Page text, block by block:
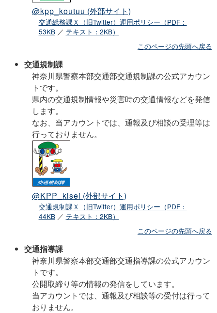
@kpp_koutuu (外部サイト)
交通総務課Ｘ（旧Twitter）運用ポリシー（PDF：
53KB／ テキスト：2KB）
このページの先頭へ戻る
交通規制課
神奈川県警察本部交通部交通規制課の公式アカウン
トです。
県内の交通規制情報や災害時の交通情報などを発信
します。
なお、当アカウントでは、通報及び相談の受理等は
行っておりません。
@KPP_kisei (外部サイト)
交通規制課Ｘ（旧Twitter）運用ポリシー（PDF：
44KB／ テキスト：2KB）
このページの先頭へ戻る
交通指導課
神奈川県警察本部交通部交通指導課の公式アカウン
トです。
公開取締り等の情報の発信をしています。
当アカウントでは、通報及び相談等の受付は行って
おりません。